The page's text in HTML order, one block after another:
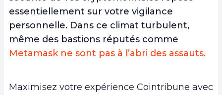
essentiellement sur votre vigilance
personnelle. Dans ce climat turbulent,
même des bastions réputés comme
Metamask ne sont pas à l’abri des assauts.
Maximisez votre expérience Cointribune avec